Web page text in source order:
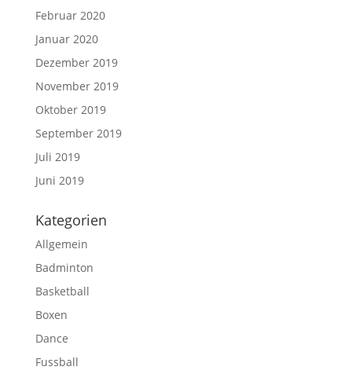
Februar 2020
Januar 2020
Dezember 2019
November 2019
Oktober 2019
September 2019
Juli 2019
Juni 2019
Kategorien
Allgemein
Badminton
Basketball
Boxen
Dance
Fussball